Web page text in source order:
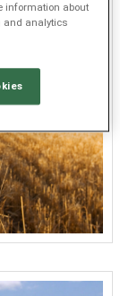
information about
and analytics